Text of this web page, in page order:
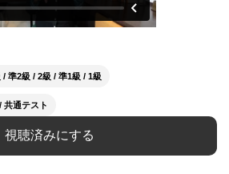
準2級 / 2級 / 準1級 / 1級
共通テスト
視聴済みにする